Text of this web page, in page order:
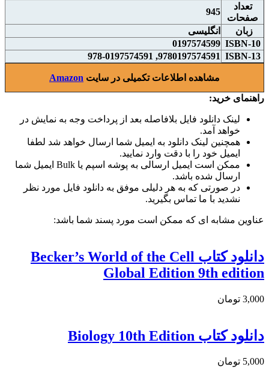
تعداد
صفحات
945
زبان
انگلیسی
ISBN-10
0197574599
ISBN-13
9780197574591, 978-0197574591
مشاهده اطلاعات تکمیلی در سایت Amazon
راهنمای خرید:
لینک دانلود فایل بلافاصله بعد از پرداخت وجه به نمایش در
خواهد آمد.
همچنین لینک دانلود به ایمیل شما ارسال خواهد شد لطفا
ایمیل خود را با دقت وارد نمایید.
ممکن است ایمیل ارسالی به پوشه اسپم یا Bulk ایمیل شما
ارسال شده باشد.
در صورتی که به هر دلیلی موفق به دانلود فایل مورد نظر
نشدید با ما تماس بگیرید.
عناوین مشابه ای که ممکن است مورد پسند شما باشد:
دانلود کتاب Becker’s World of the Cell
Global Edition 9th edition
3,000 تومان
دانلود کتاب Biology 10th Edition
5,000 تومان